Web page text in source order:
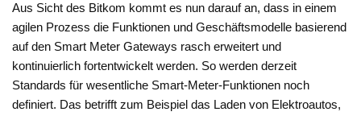
Aus Sicht des Bitkom kommt es nun darauf an, dass in einem
agilen Prozess die Funktionen und Geschäftsmodelle basierend
auf den Smart Meter Gateways rasch erweitert und
kontinuierlich fortentwickelt werden. So werden derzeit
Standards für wesentliche Smart-Meter-Funktionen noch
definiert. Das betrifft zum Beispiel das Laden von Elektroautos,